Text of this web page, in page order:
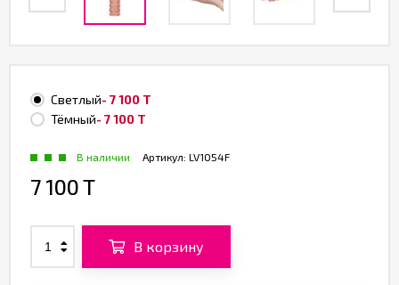
Светлый- 7 100 T
Тёмный- 7 100 T
Артикул: LV1054F
В наличии
7 100 T
В корзину